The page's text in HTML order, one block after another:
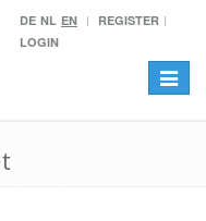
DE NL EN
REGISTER
LOGIN
Toggle